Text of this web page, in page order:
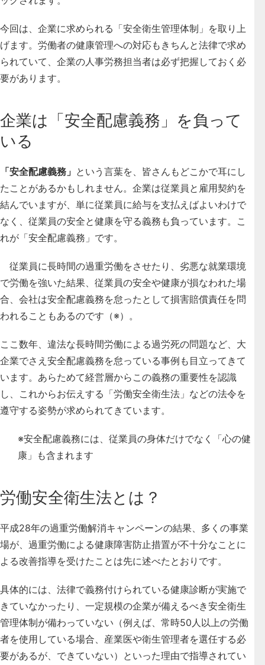
今回は、企業に求められる「安全衛生管理体制」を取り上
げます。労働者の健康管理への対応もきちんと法律で求め
られていて、企業の人事労務担当者は必ず把握しておく必
要があります。
企業は「安全配慮義務」を負って
いる
「安全配慮義務」 という言葉を、皆さんもどこかで耳にし
たことがあるかもしれません。企業は従業員と雇用契約を
結んでいますが、単に従業員に給与を支払えばよいわけで
なく、 従業員の安全と健康を守る義務 も負っています。こ
れが「安全配慮義務」です。
従業員に長時間の過重労働をさせたり、劣悪な就業環境
で労働を強いた結果、従業員の安全や健康が損なわれた場
合、会社は安全配慮義務を怠ったとして損害賠償責任を問
われることもあるのです（※）。
ここ数年、違法な長時間労働による過労死の問題など、大
企業でさえ安全配慮義務を怠っている事例も目立ってきて
います。あらためて経営層からこの義務の重要性を認識
し、これからお伝えする「労働安全衛生法」などの法令を
遵守する姿勢が求められてきています。
※安全配慮義務には、従業員の身体だけでなく「心の健
康」も含まれます
労働安全衛生法とは？
平成28年の過重労働解消キャンペーンの結果、多くの事業
場が、過重労働による健康障害防止措置が不十分なことに
よる改善指導を受けたことは先に述べたとおりです。
具体的には、法律で義務付けられている健康診断が実施で
きていなかったり、一定規模の企業が備えるべき安全衛生
管理体制が備わっていない（例えば、 常時50人以上の労働
者を使用している場合、産業医や衛生管理者を選任する必
要があるが、できていない）といった理由で指導されてい